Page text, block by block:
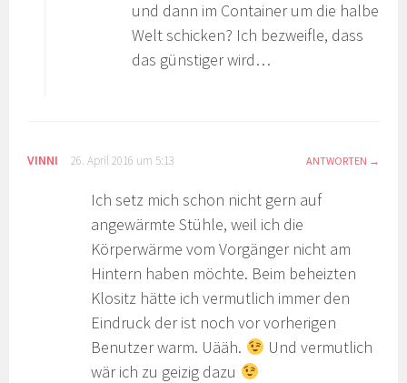
und dann im Container um die halbe
Welt schicken? Ich bezweifle, dass
das günstiger wird…
VINNI 26. April 2016 um 5:13 ANTWORTEN
Ich setz mich schon nicht gern auf
angewärmte Stühle, weil ich die
Körperwärme vom Vorgänger nicht am
Hintern haben möchte. Beim beheizten
Klositz hätte ich vermutlich immer den
Eindruck der ist noch vor vorherigen
Benutzer warm. Uääh.
Und vermutlich
wär ich zu geizig dazu